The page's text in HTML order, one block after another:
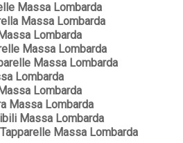
Massa Lombarda
Massa Lombarda
Lombarda
Massa Lombarda
Massa Lombarda
Lombarda
Lombarda
Massa Lombarda
Massa Lombarda
Massa Lombarda